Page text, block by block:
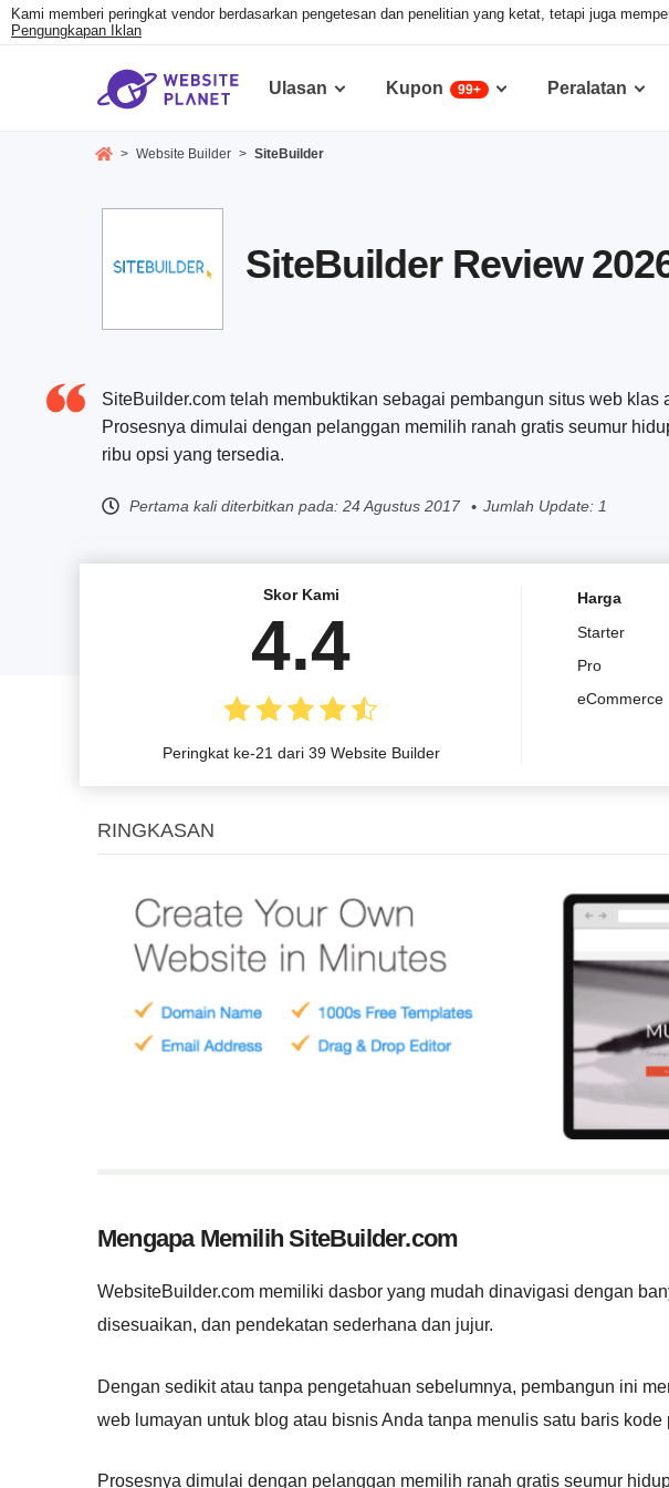
Kami memberi peringkat vendor berdasarkan pengetesan dan penelitian yang ketat, tetapi juga
Pengungkapan Iklan
Ulasan Kupon 99+ Peralatan
> Website Builder > SiteBuilder
SiteBuilder Review
SiteBuilder.com telah membuktikan sebagai pembangun situs web
Prosesnya dimulai dengan pelanggan memilih ranah gratis seumur
ribu opsi yang tersedia.
Pertama kali diterbitkan pada: 24 Agustus 2017 Jumlah Update: 1
Skor Kami
4.4
Peringkat ke-21 dari 39 Website Builder
Harga
Starter
Pro
eCommerce
RINGKASAN
Mengapa Memilih SiteBuilder.com
WebsiteBuilder.com memiliki dasbor yang mudah dinavigasi dengan
disesuaikan, dan pendekatan sederhana dan jujur.
Dengan sedikit atau tanpa pengetahuan sebelumnya, pembangun ini
web lumayan untuk blog atau bisnis Anda tanpa menulis satu baris kode
Prosesnya dimulai dengan pelanggan memilih ranah gratis seumur